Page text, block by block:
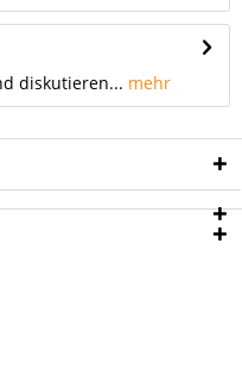
diskutieren... mehr